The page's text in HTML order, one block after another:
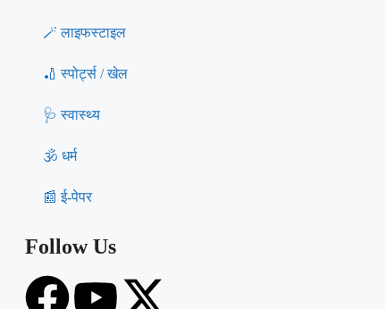
🪄 लाइफस्टाइल
🏏 स्पोर्ट्स / खेल
🩺 स्वास्थ्य
🕉️ धर्म
📰 ई-पेपर
Follow Us